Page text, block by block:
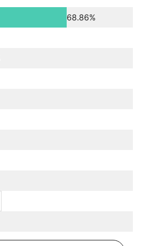
68.86%